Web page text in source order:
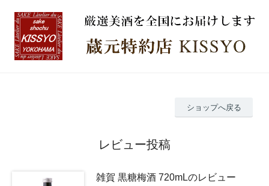
ショップへ戻る
レビュー投稿
雑賀 黒糖梅酒 720mLのレビュー